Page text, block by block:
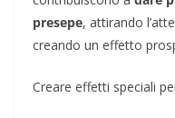
presepe, attirando
creando un effetto
Creare effetti speciali